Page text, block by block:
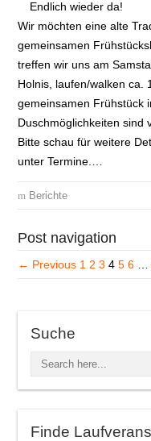
Endlich wieder da!
Wir möchten eine alte
gemeinsamen
treffen wir uns am
Holnis, laufen/walken ca.
gemeinsamen Frühstück
Duschmöglichkeiten sind
Bitte schau für weitere
unter Termine.…
Berichte
Post navigation
← Previous 1 2 3 4 5 6
Suche
Finde